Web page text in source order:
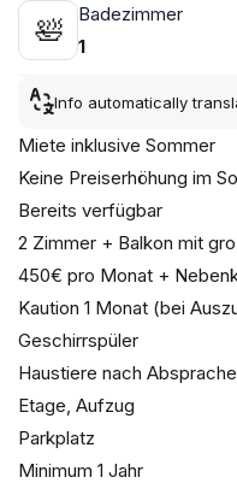
🛀
Badezimmer
1
Info automatically
Miete inklusive Sommer
Keine Preiserhöhung im
Bereits verfügbar
2 Zimmer + Balkon mit
450€ pro Monat +
Kaution 1 Monat (bei
Geschirrspüler
Haustiere nach Absprache
Etage, Aufzug
Parkplatz
Minimum 1 Jahr